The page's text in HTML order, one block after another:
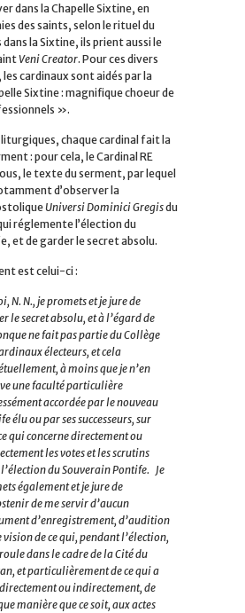
dans la Chapelle Sixtine, en
des saints, selon le rituel du
la Sixtine, ils prient aussi le
Veni Creator. Pour ces divers
cardinaux sont aidés par la
Sixtine : magnifique choeur de
».
liturgiques, chaque cardinal fait la
: pour cela, le Cardinal RE
le texte du serment, par lequel
d’observer la
Universi Dominici Gregisdu
réglemente l’élection du
et de garder le secret absolu.
est celui-ci :
N. N., je promets et je jure de
le secret absolu, et à l’égard de
ne fait pas partie du Collège
électeurs, et cela
à moins que je n’en
une faculté particulière
accordée par le nouveau
élu ou par ses successeurs, sur
qui concerne directement ou
les votes et les scrutins
du Souverain Pontife. Je
également et je jure de
de me servir d’aucun
d’enregistrement, d’audition
vision de ce qui, pendant l’élection,
dans le cadre de la Cité du
et particulièrement de ce qui a
ou indirectement, de
manière que ce soit, aux actes